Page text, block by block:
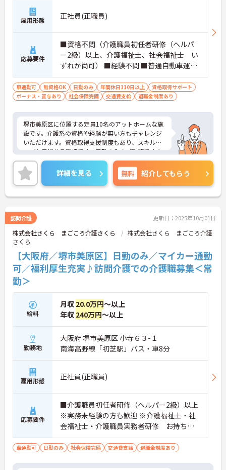
雇用形態 正社員(正職員)
応募要件
■資格不問（介護職員初任者研修（ヘルパ
ー2級）以上、介護福祉士、社会福祉士 い
ずれか尚可） ■経験不問 ■普通自動車運転
免許 必須(AT限定可)
車通勤可 無資格OK 日勤のみ 年間休日110日以上
資格取得サポート
ボーナス・賞与あり
社会保険完備 交通費支給 退職金制度あり
堺市美原区に位置する定員10名のアットホームな施
設です。介護系の資格や経験が無い方もチャレンジ
いただけます。資格取得支援制度もあり、スキルア
ップも目指せる環境です。日勤のみのご勤務ですの
で、生活リズムを整えやすく無理なくご勤務でき、
日・月曜日がお休みとなるため、プライベートとの
両立もしやすいです。ご興味のある方には、面接対
策ポイントなど、さらに詳細をお話しいたしますの
でお気軽にご相談ください！
詳細を見る 無料 紹介してもらう
訪問介護 更新日：2025年10月01日
株式会社さくら まごころ介護さくら
株式会社さくら まごころ介護
さくら
【大阪府／堺市美原区】日勤のみ／マイカー通勤
可／福利厚生充実♪訪問介護での介護職募集＜常
勤＞
給料
月収 20.0万円～以上
年収 240万円～以上
勤務地
大阪府 堺市美原区 小寺６３-１
南海高野線「初芝駅」バス・車8分
雇用形態 正社員(正職員)
応募要件
■介護職員初任者研修（ヘルパー2級）以上
※実務未経験の方も歓迎 ※介護福祉士・社
会福祉士・介護職員実務者研修 お持ちの
方大歓迎
車通勤可 日勤のみ 社会保険完備 交通費支給 退職金制度あり